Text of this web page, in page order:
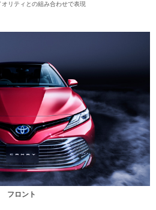
リティとの組み合わせで表現
フロント